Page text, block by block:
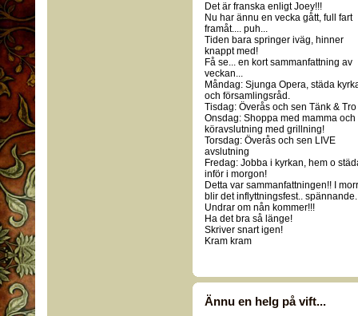
Det är franska enligt Joey!!!
Nu har ännu en vecka gått, full fart
framåt.... puh...
Tiden bara springer iväg, hinner
knappt med!
Få se... en kort sammanfattning av
veckan...
Måndag: Sjunga Opera, städa
och församlingsråd.
Tisdag: Överås och sen Tänk & Tro
Onsdag: Shoppa med mamma och
köravslutning med grillning!
Torsdag: Överås och sen LIVE
avslutning
Fredag: Jobba i kyrkan, hem o
inför i morgon!
Detta var sammanfattningen!! I
blir det inflyttningsfest..
Undrar om nån kommer!!!
Ha det bra så länge!
Skriver snart igen!
Kram kram
Ännu en helg på vift...